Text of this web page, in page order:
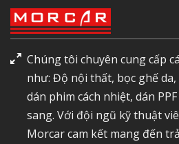
Chúng tôi chuyên cung cấp
như: Độ nội thất, bọc ghế
dán phim cách nhiệt, dán
sang. Với đội ngũ kỹ thuật
Morcar cam kết mang đến